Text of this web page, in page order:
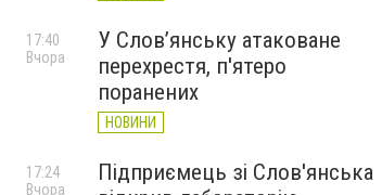
У Слов’янську атаковане
перехрестя, п'ятеро
поранених
НОВИНИ
17:40
Вчора
Підприємець зі Слов'янська
17:24
Вчора